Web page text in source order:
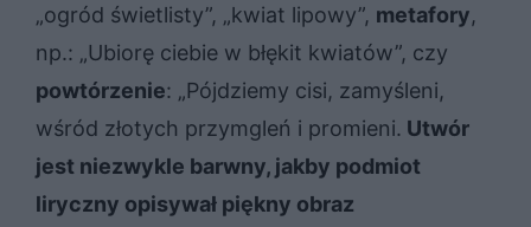
„ogród świetlisty”, „kwiat lipowy”, metafory,
np.: „Ubiorę ciebie w błękit kwiatów”, czy
powtórzenie: „Pójdziemy cisi, zamyśleni,
wśród złotych przymgleń i promieni. Utwór
jest niezwykle barwny, jakby podmiot
liryczny opisywał piękny obraz